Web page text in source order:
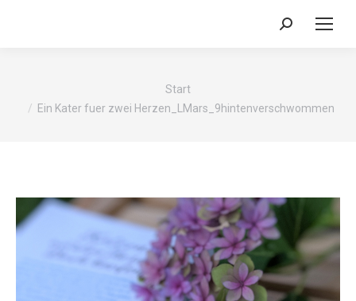
Search:
Start
Ein Kater fuer zwei Herzen_LMars_9hintenverschwommen